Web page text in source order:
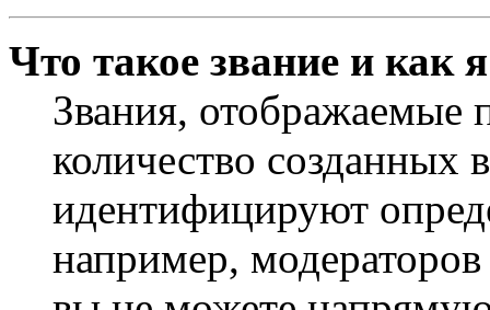
Что такое звание и как
Звания,
количество
идентифицируют
например,